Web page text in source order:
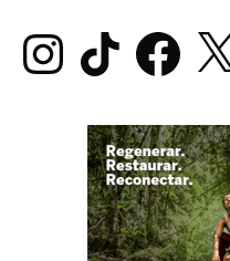
InstagramTikTok Facebook
X